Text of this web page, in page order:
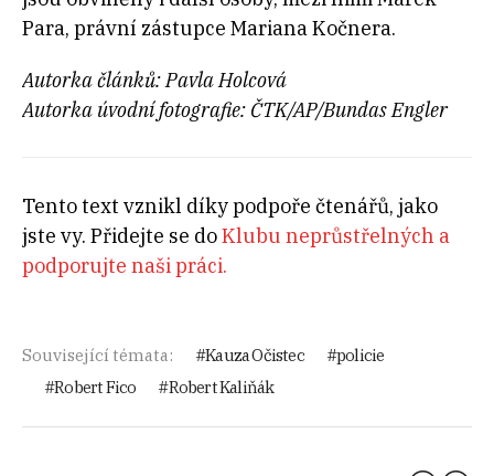
Para, právní zástupce Mariana Kočnera.
Autorka článků: Pavla Holcová
Autorka úvodní fotografie: ČTK/AP/Bundas Engler
Tento text vznikl díky podpoře čtenářů, jako
jste vy. Přidejte se doKlubu neprůstřelných a
podporujte naši práci.
Související témata: Kauza Očistec
policie
Robert Fico
Robert Kaliňák